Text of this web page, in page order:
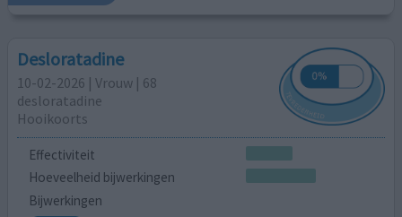
Desloratadine
10-02-2026 | Vrouw | 68
desloratadine
Hooikoorts
Effectiviteit
Hoeveelheid bijwerkingen
Bijwerkingen